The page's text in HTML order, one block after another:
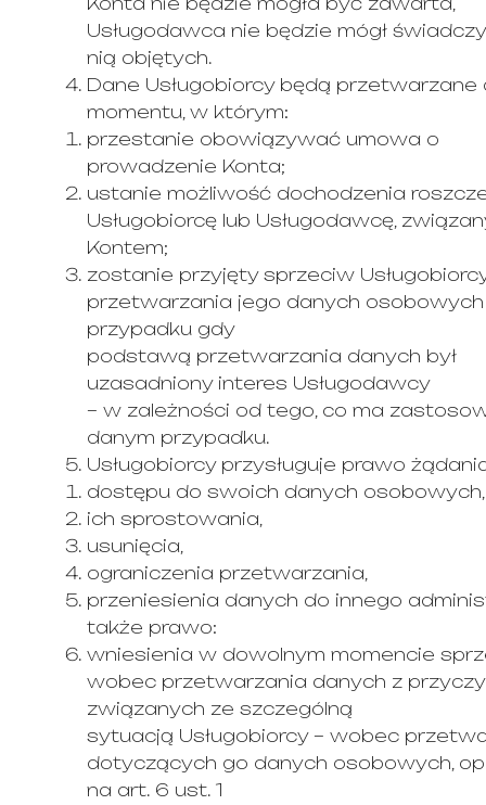
Usługodawca nie będzie mógł
nią objętych.
Dane Usługobiorcy będą przetwarzane
momentu, w którym:
przestanie obowiązywać umowa o
prowadzenie Konta;
ustanie możliwość dochodzenia
Usługobiorcę lub Usługodawcę,
Kontem;
zostanie przyjęty sprzeciw
przetwarzania jego danych osobowych
przypadku gdy
podstawą przetwarzania danych był
uzasadniony interes Usługodawcy
– w zależności od tego, co ma
danym przypadku.
Usługobiorcy przysługuje prawo
dostępu do swoich danych osobowych,
ich sprostowania,
usunięcia,
ograniczenia przetwarzania,
przeniesienia danych do innego
także prawo:
wniesienia w dowolnym momencie
wobec przetwarzania danych z
związanych ze szczególną
sytuacją Usługobiorcy – wobec
dotyczących go danych osobowych,
na art. 6 ust. 1